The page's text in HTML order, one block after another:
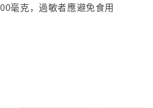
毫克，過敏者應避免食用